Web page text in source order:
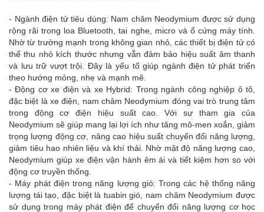
- Ngành điện tử tiêu dùng: Nam châm Neodymium được sử dụng
rộng rãi trong loa Bluetooth, tai nghe, micro và ổ cứng máy tính.
Nhờ từ trường mạnh trong không gian nhỏ, các thiết bị điện tử có
thể thu nhỏ kích thước nhưng vẫn đảm bảo hiệu suất âm thanh
và lưu trữ vượt trội. Đây là yếu tố giúp ngành điện tử phát triển
theo hướng mỏng, nhẹ và mạnh mẽ.
- Động cơ xe điện và xe Hybrid: Trong ngành công nghiệp ô tô,
đặc biệt là xe điện, nam châm Neodymium đóng vai trò trung tâm
trong động cơ điện hiệu suất cao. Với sự tham gia của
Neodymium sẽ giúp mang lại lợi ích như tăng mô-men xoắn, giảm
trọng lượng động cơ, nâng cao hiệu suất chuyển đổi năng lượng,
giảm tiêu hao nhiên liệu và khí thải. Nhờ mật độ năng lượng cao,
Neodymium giúp xe điện vận hành êm ái và tiết kiệm hơn so với
động cơ truyền thống.
- Máy phát điện trong năng lượng gió: Trong các hệ thống năng
lượng tái tạo, đặc biệt là tuabin gió, nam châm Neodymium được
sử dụng trong máy phát điện để chuyển đổi năng lượng cơ học